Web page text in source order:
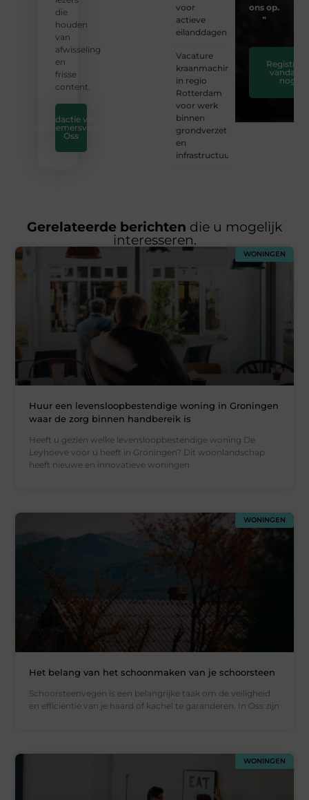
die
houden
van
afwisseling
en
frisse
content.
Redactie van
Ondernemersverbond
Oss
voor
actieve
eilanddagen
Vacature
kraanmachinist
in regio
Rotterdam
voor werk
binnen
grondverzet
en
infrastructuur
ons op.
❞
Registreer
vandaag
nog
Gerelateerde berichten die u mogelijk
interesseren.
WONINGEN
Huur een levensloopbestendige woning in Groningen
waar de zorg binnen handbereik is
Heeft u gezien welke levensloopbestendige woning De
Leyhoeve voor u heeft in Groningen? Dit woonlandschap
heeft nieuwe en innovatieve woningen
WONINGEN
Het belang van het schoonmaken van je schoorsteen
Schoorsteenvegen is een belangrijke taak om de veiligheid
en efficiëntie van je haard of kachel te garanderen. In Oss zijn
WONINGEN